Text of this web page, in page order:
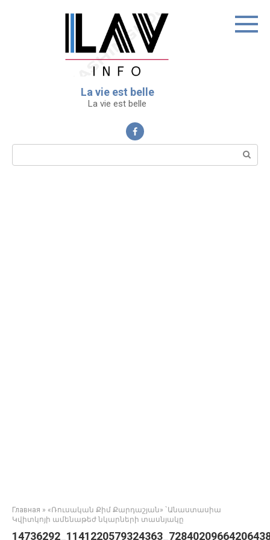
La vie est belle
La vie est belle
Поиск:
Главная » «Ռուսական Քիմ Քարդաշյան» `Անաստասիա
Կվիտկոյի ամենաթեժ նկարների տասնյակը